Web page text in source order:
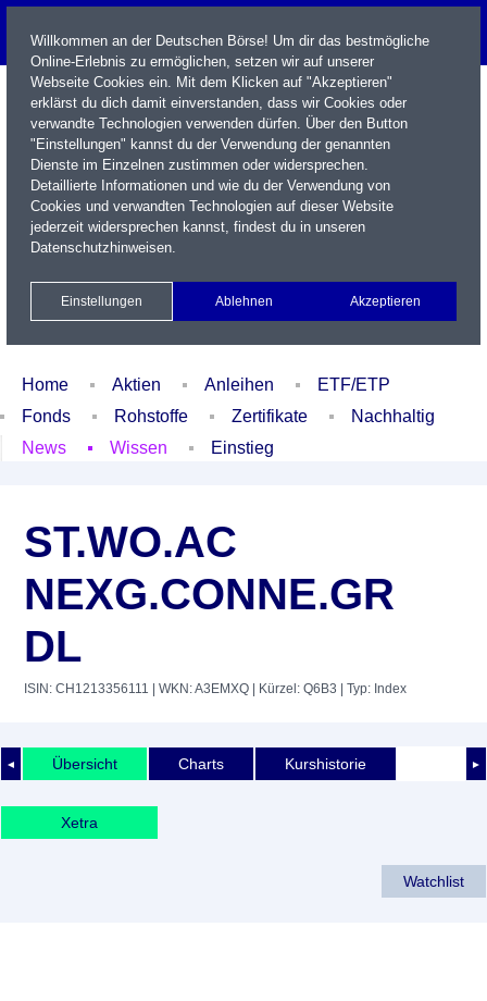
Name / WKN / ISIN / Kürzel
Xetra Realtime
Watchlist Portfolio Login
Home Aktien Anleihen
ETF/ETP
Fonds
Rohstoffe Zertifikate
Nachhaltig
News
Wissen Einstieg
ST.WO.AC
NEXG.CONNE.GR
DL
ISIN: CH1213356111 | WKN: A3EMXQ | Kürzel: Q6B3 | Typ: Index
◄ ►
Übersicht Charts Kurshistorie
Xetra
Watchlist
Willkommen an der Deutschen Börse! Um dir das bestmögliche
Online-Erlebnis zu ermöglichen, setzen wir auf unserer
Webseite Cookies ein. Mit dem Klicken auf "Akzeptieren"
erklärst du dich damit einverstanden, dass wir Cookies oder
verwandte Technologien verwenden dürfen. Über den Button
"Einstellungen" kannst du der Verwendung der genannten
Dienste im Einzelnen zustimmen oder widersprechen.
Detaillierte Informationen und wie du der Verwendung von
Cookies und verwandten Technologien auf dieser Website
jederzeit widersprechen kannst, findest du in unseren
Datenschutzhinweisen.
Einstellungen Ablehnen Akzeptieren